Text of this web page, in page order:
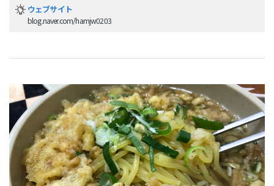
ウェブサイト
blog.naver.com/hamjw0203